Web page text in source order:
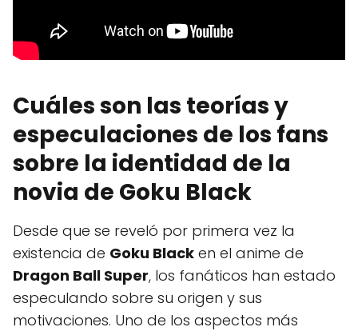
Cuáles son las teorías y
especulaciones de los fans
sobre la identidad de la
novia de Goku Black
Desde que se reveló por primera vez la
existencia de Goku Black en el anime de
Dragon Ball Super, los fanáticos han estado
especulando sobre su origen y sus
motivaciones. Uno de los aspectos más